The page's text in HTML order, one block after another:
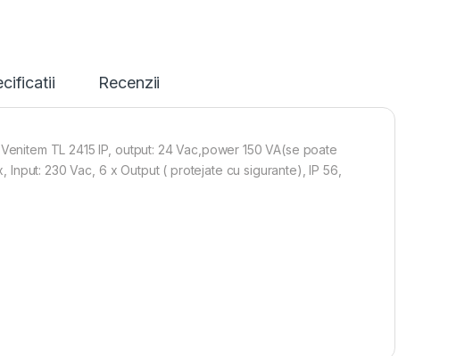
Recenzii
TL 2415 IP, output: 24 Vac,power 150 VA(se poate
Input: 230 Vac, 6 x Output ( protejate cu sigurante), IP 56,